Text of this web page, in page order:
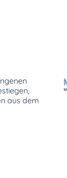
aus dem